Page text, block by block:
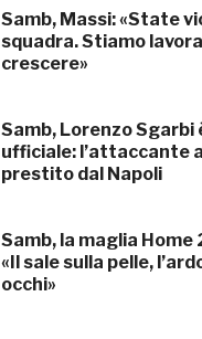
Samb, Massi: «State
squadra. Stiamo
crescere»
Samb, Lorenzo Sgarbi
ufficiale: l’attaccante
prestito dal Napoli
Samb, la maglia
«Il sale sulla pelle,
occhi»